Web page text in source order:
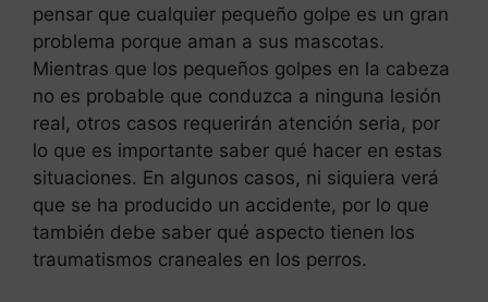
pensar que cualquier pequeño golpe es un gran
problema porque aman a sus mascotas.
Mientras que los pequeños golpes en la cabeza
no es probable que conduzca a ninguna lesión
real, otros casos requerirán atención seria, por
lo que es importante saber qué hacer en estas
situaciones. En algunos casos, ni siquiera verá
que se ha producido un accidente, por lo que
también debe saber qué aspecto tienen los
traumatismos craneales en los perros.